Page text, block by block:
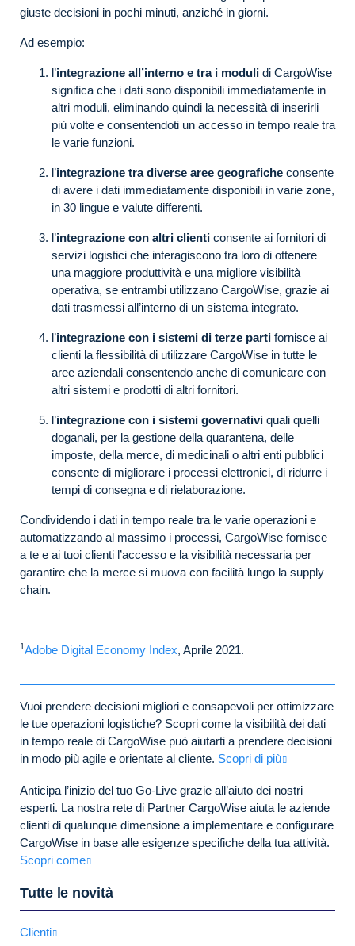
giuste decisioni in pochi minuti, anziché in giorni.
Ad esempio:
l’integrazione all’interno e tra i moduli di CargoWise
significa che i dati sono disponibili immediatamente in
altri moduli, eliminando quindi la necessità di inserirli
più volte e consentendoti un accesso in tempo reale tra
le varie funzioni.
l’integrazione tra diverse aree geografiche consente
di avere i dati immediatamente disponibili in varie zone,
in 30 lingue e valute differenti.
l’integrazione con altri clienti consente ai fornitori di
servizi logistici che interagiscono tra loro di ottenere
una maggiore produttività e una migliore visibilità
operativa, se entrambi utilizzano CargoWise, grazie ai
dati trasmessi all’interno di un sistema integrato.
l’integrazione con i sistemi di terze parti fornisce ai
clienti la flessibilità di utilizzare CargoWise in tutte le
aree aziendali consentendo anche di comunicare con
altri sistemi e prodotti di altri fornitori.
l’integrazione con i sistemi governativi quali quelli
doganali, per la gestione della quarantena, delle
imposte, della merce, di medicinali o altri enti pubblici
consente di migliorare i processi elettronici, di ridurre i
tempi di consegna e di rielaborazione.
Condividendo i dati in tempo reale tra le varie operazioni e
automatizzando al massimo i processi, CargoWise fornisce
a te e ai tuoi clienti l’accesso e la visibilità necessaria per
garantire che la merce si muova con facilità lungo la supply
chain.
1 Adobe Digital Economy Index, Aprile 2021.
Vuoi prendere decisioni migliori e consapevoli per ottimizzare
le tue operazioni logistiche? Scopri come la visibilità dei dati
in tempo reale di CargoWise può aiutarti a prendere decisioni
in modo più agile e orientate al cliente. Scopri di più
Anticipa l’inizio del tuo Go-Live grazie all’aiuto dei nostri
esperti. La nostra rete di Partner CargoWise aiuta le aziende
clienti di qualunque dimensione a implementare e configurare
CargoWise in base alle esigenze specifiche della tua attività.
Scopri come
Tutte le novità
Clienti